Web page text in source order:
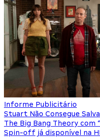
Informe Publicitário
Stuart Não Consegue
The Big Bang Theory com
Spin-off já disponível na